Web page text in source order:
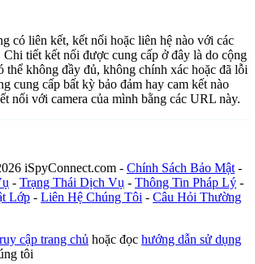
có liên kết, kết nối hoặc liên hệ nào với các
Chi tiết kết nối được cung cấp ở đây là do cộng
thể không đầy đủ, không chính xác hoặc đã lỗi
cung cấp bất kỳ bảo đảm hay cam kết nào
nối với camera của mình bằng các URL này.
iSpyConnect.com - Chính Sách Bảo Mật -
- Trạng Thái Dịch Vụ - Thông Tin Pháp Lý -
Lớp - Liên Hệ Chúng Tôi - Câu Hỏi Thường
cập trang chủ hoặc đọc hướng dẫn sử dụng
tôi